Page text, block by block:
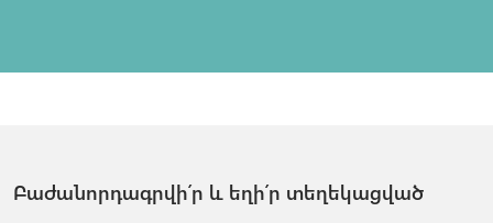
Բաժանորդագրվի՛ր և եղի՛ր տեղեկացված